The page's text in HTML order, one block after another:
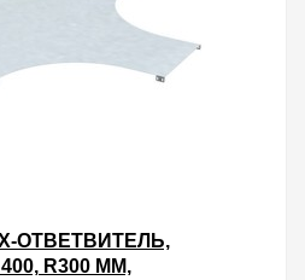
ОТВЕТВИТЕЛЬ,
R300 ММ,